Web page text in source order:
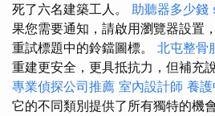
死了六名建築工人。 助聽器多少錢
果您需要通知，請啟用瀏覽器設置
重試標題中的鈴鐺圖標。 北屯整骨
重建更安全，更具抵抗力，但補充
專業偵探公司推薦 室內設計師 養
它的不同類別提供了所有獨特的機